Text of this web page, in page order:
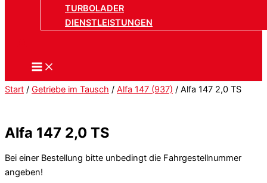
TURBOLADER
DIENSTLEISTUNGEN
Start / Getriebe im Tausch / Alfa 147 (937) / Alfa 147 2,0 TS
Alfa 147 2,0 TS
Bei einer Bestellung bitte unbedingt die Fahrgestellnummer
angeben!